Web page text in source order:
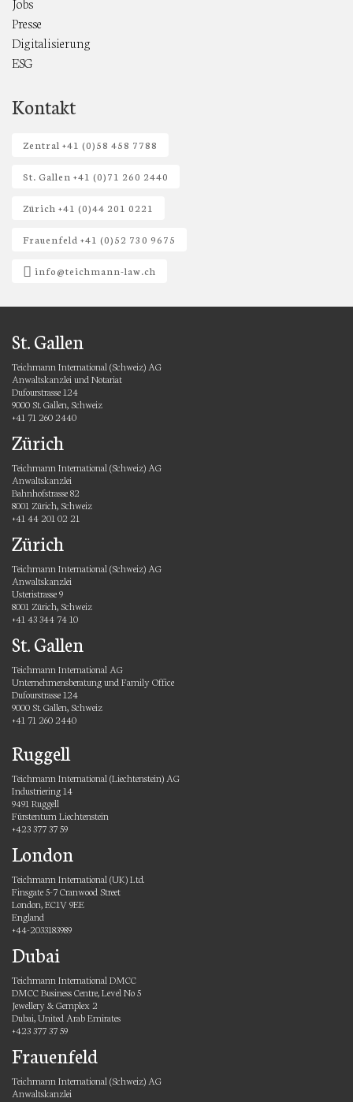
Presse
Digitalisierung
ESG
Kontakt
Zentral +41 (0)58 458 7788
St. Gallen +41 (0)71 260 2440
Zürich +41 (0)44 201 0221
Frauenfeld +41 (0)52 730 9675
info@teichmann-law.ch
St. Gallen
Teichmann International (Schweiz) AG
Anwaltskanzlei und Notariat
Dufourstrasse 124
9000 St. Gallen, Schweiz
+41 71 260 2440
Zürich
Teichmann International (Schweiz) AG
Anwaltskanzlei
Bahnhofstrasse 82
8001 Zürich, Schweiz
+41 44 201 02 21
Zürich
Teichmann International (Schweiz) AG
Anwaltskanzlei
Usteristrasse 9
8001 Zürich, Schweiz
+41 43 344 74 10
St. Gallen
Teichmann International AG
Unternehmensberatung und Family Office
Dufourstrasse 124
9000 St. Gallen, Schweiz
+41 71 260 2440
Ruggell
Teichmann International (Liechtenstein) AG
Industriering 14
9491 Ruggell
Fürstentum Liechtenstein
+423 377 37 59
London
Teichmann International (UK) Ltd.
Finsgate 5-7 Cranwood Street
London, EC1V 9EE
England
+44-2033183989
Dubai
Teichmann International DMCC
DMCC Business Centre, Level No 5
Jewellery & Gemplex 2
Dubai, United Arab Emirates
+423 377 37 59
Frauenfeld
Teichmann International (Schweiz) AG
Anwaltskanzlei